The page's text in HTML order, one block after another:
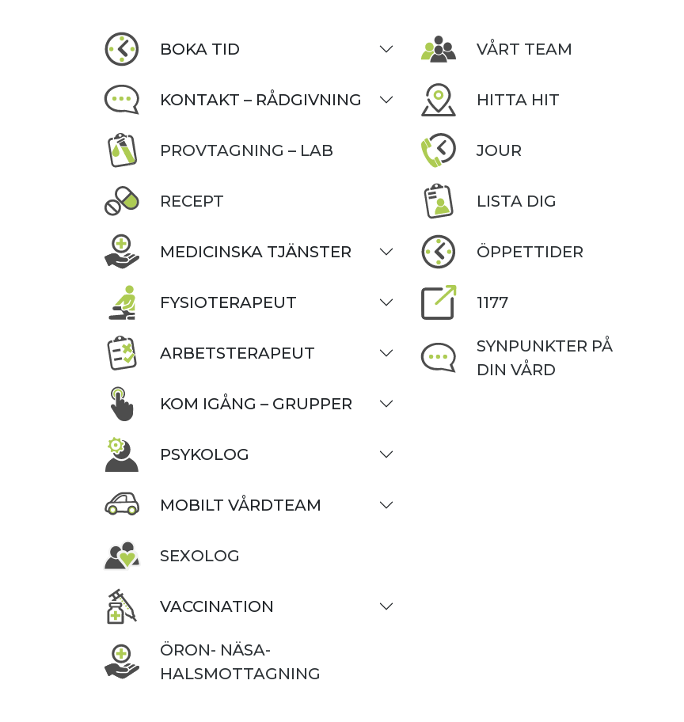
BOKA TID
KONTAKT – RÅDGIVNING
PROVTAGNING – LAB
RECEPT
MEDICINSKA TJÄNSTER
FYSIOTERAPEUT
ARBETSTERAPEUT
KOM IGÅNG – GRUPPER
PSYKOLOG
MOBILT VÅRDTEAM
SEXOLOG
VACCINATION
ÖRON- NÄSA-
HALSMOTTAGNING
VÅRT TEAM
HITTA HIT
JOUR
LISTA DIG
ÖPPETTIDER
1177
SYNPUNKTER PÅ
DIN VÅRD